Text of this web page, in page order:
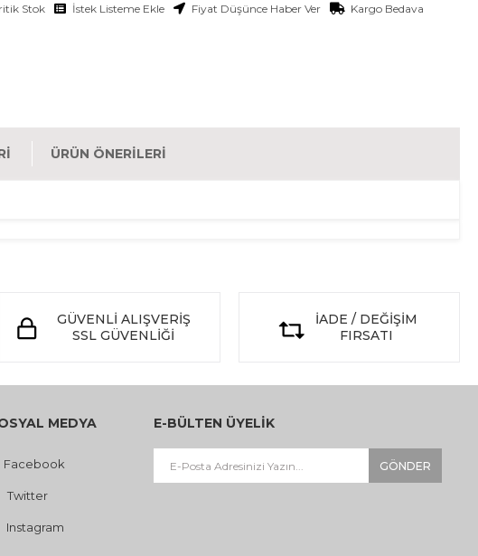
Stok İstek Listeme Ekle Fiyat Düşünce Haber Ver Kargo Bedava
ÜRÜN ÖNERILERI
GÜVENLİ ALIŞVERİŞ
SSL GÜVENLİĞİ
İADE / DEĞİŞİM
FIRSATI
MEDYA
Facebook
Twitter
Instagram
E-BÜLTEN ÜYELİK
GÖNDER